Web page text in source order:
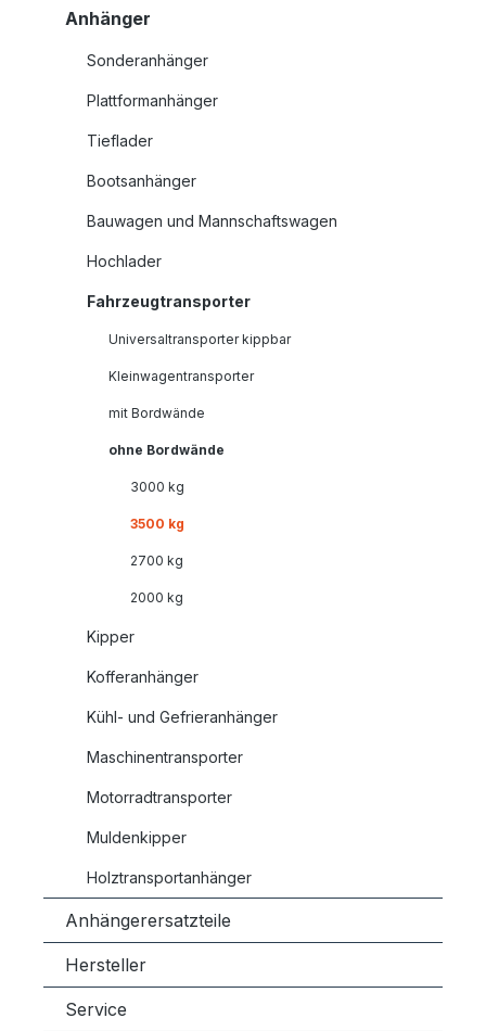
Anhänger
Sonderanhänger
Plattformanhänger
Tieflader
Bootsanhänger
Bauwagen und Mannschaftswagen
Hochlader
Fahrzeugtransporter
Universaltransporter kippbar
Kleinwagentransporter
mit Bordwände
ohne Bordwände
3000 kg
3500 kg
2700 kg
2000 kg
Kipper
Kofferanhänger
Kühl- und Gefrieranhänger
Maschinentransporter
Motorradtransporter
Muldenkipper
Holztransportanhänger
Anhängerersatzteile
Hersteller
Service